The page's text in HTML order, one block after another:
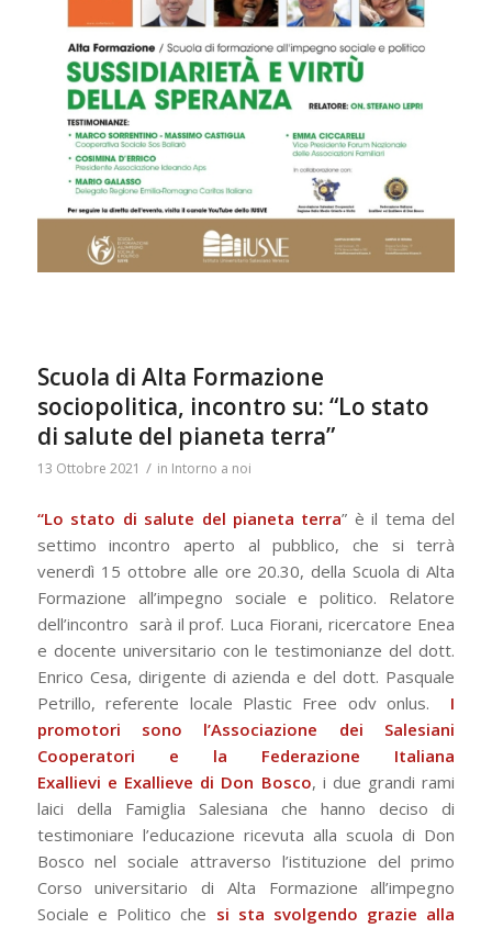
Scuola di Alta Formazione
sociopolitica, incontro su: “Lo stato
di salute del pianeta terra”
13 Ottobre 2021 / in Intorno a noi
“Lo stato di salute del pianeta terra” è il tema del
settimo incontro aperto al pubblico, che si terrà
venerdì 15 ottobre alle ore 20.30, della Scuola di Alta
Formazione all’impegno sociale e politico. Relatore
dell’incontro sarà il prof. Luca Fiorani, ricercatore Enea
e docente universitario con le testimonianze del dott.
Enrico Cesa, dirigente di azienda e del dott. Pasquale
Petrillo, referente locale Plastic Free odv onlus. I
promotori sono l’Associazione dei Salesiani
Cooperatori e la Federazione Italiana
Exallievi e Exallieve di Don Bosco, i due grandi rami
laici della Famiglia Salesiana che hanno deciso di
testimoniare l’educazione ricevuta alla scuola di Don
Bosco nel sociale attraverso l’istituzione del primo
Corso universitario di Alta Formazione all’impegno
Sociale e Politico che si sta svolgendo grazie alla